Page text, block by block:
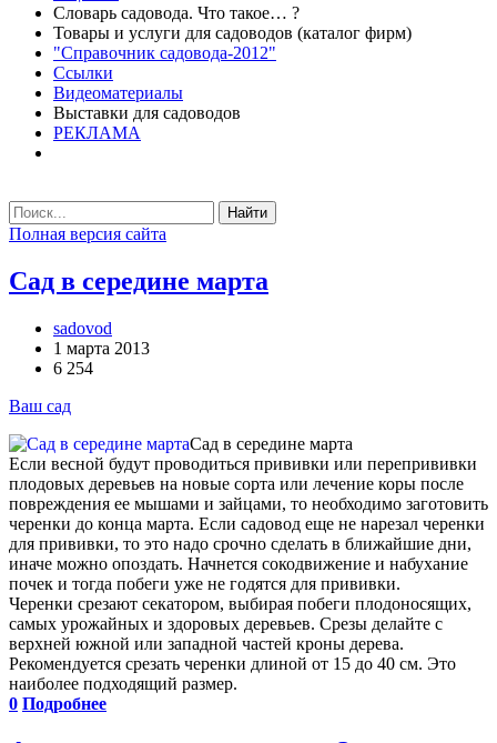
Словарь садовода. Что такое… ?
Товары и услуги для садоводов (каталог фирм)
"Справочник садовода-2012"
Ссылки
Видеоматериалы
Выставки для садоводов
РЕКЛАМА
Найти
Полная версия сайта
Сад в середине марта
sadovod
1 марта 2013
6 254
Ваш сад
Сад в середине марта
Если весной будут проводиться прививки или перепрививки
плодовых деревьев на новые сорта или лечение коры после
повреждения ее мышами и зайцами, то необходимо заготовить
черенки до конца марта. Если садовод еще не нарезал черенки
для прививки, то это надо срочно сделать в ближайшие дни,
иначе можно опоздать. Начнется сокодвижение и набухание
почек и тогда побеги уже не годятся для прививки.
Черенки срезают секатором, выбирая побеги плодоносящих,
самых урожайных и здоровых деревьев. Срезы делайте с
верхней южной или западной частей кроны дерева.
Рекомендуется срезать черенки длиной от 15 до 40 см. Это
наиболее подходящий размер.
0 Подробнее